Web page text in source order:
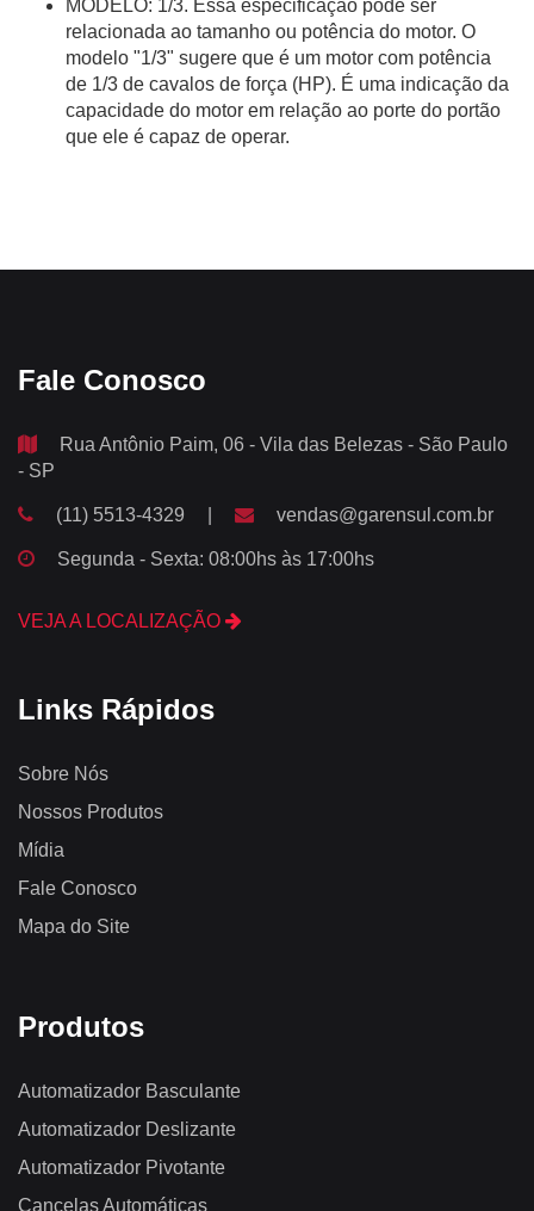
MODELO: 1/3. Essa especificação pode ser
relacionada ao tamanho ou potência do motor. O
modelo "1/3" sugere que é um motor com potência
de 1/3 de cavalos de força (HP). É uma indicação da
capacidade do motor em relação ao porte do portão
que ele é capaz de operar.
Fale Conosco
Rua Antônio Paim, 06 - Vila das Belezas - São Paulo
- SP
(11) 5513-4329 vendas@garensul.com.br
Segunda - Sexta: 08:00hs às 17:00hs
VEJA A LOCALIZAÇÃO
Links Rápidos
Sobre Nós
Nossos Produtos
Mídia
Fale Conosco
Mapa do Site
Produtos
Automatizador Basculante
Automatizador Deslizante
Automatizador Pivotante
Cancelas Automáticas